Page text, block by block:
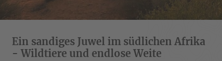
Ein sandiges Juwel im südlichen Afrika
- Wildtiere und endlose Weite